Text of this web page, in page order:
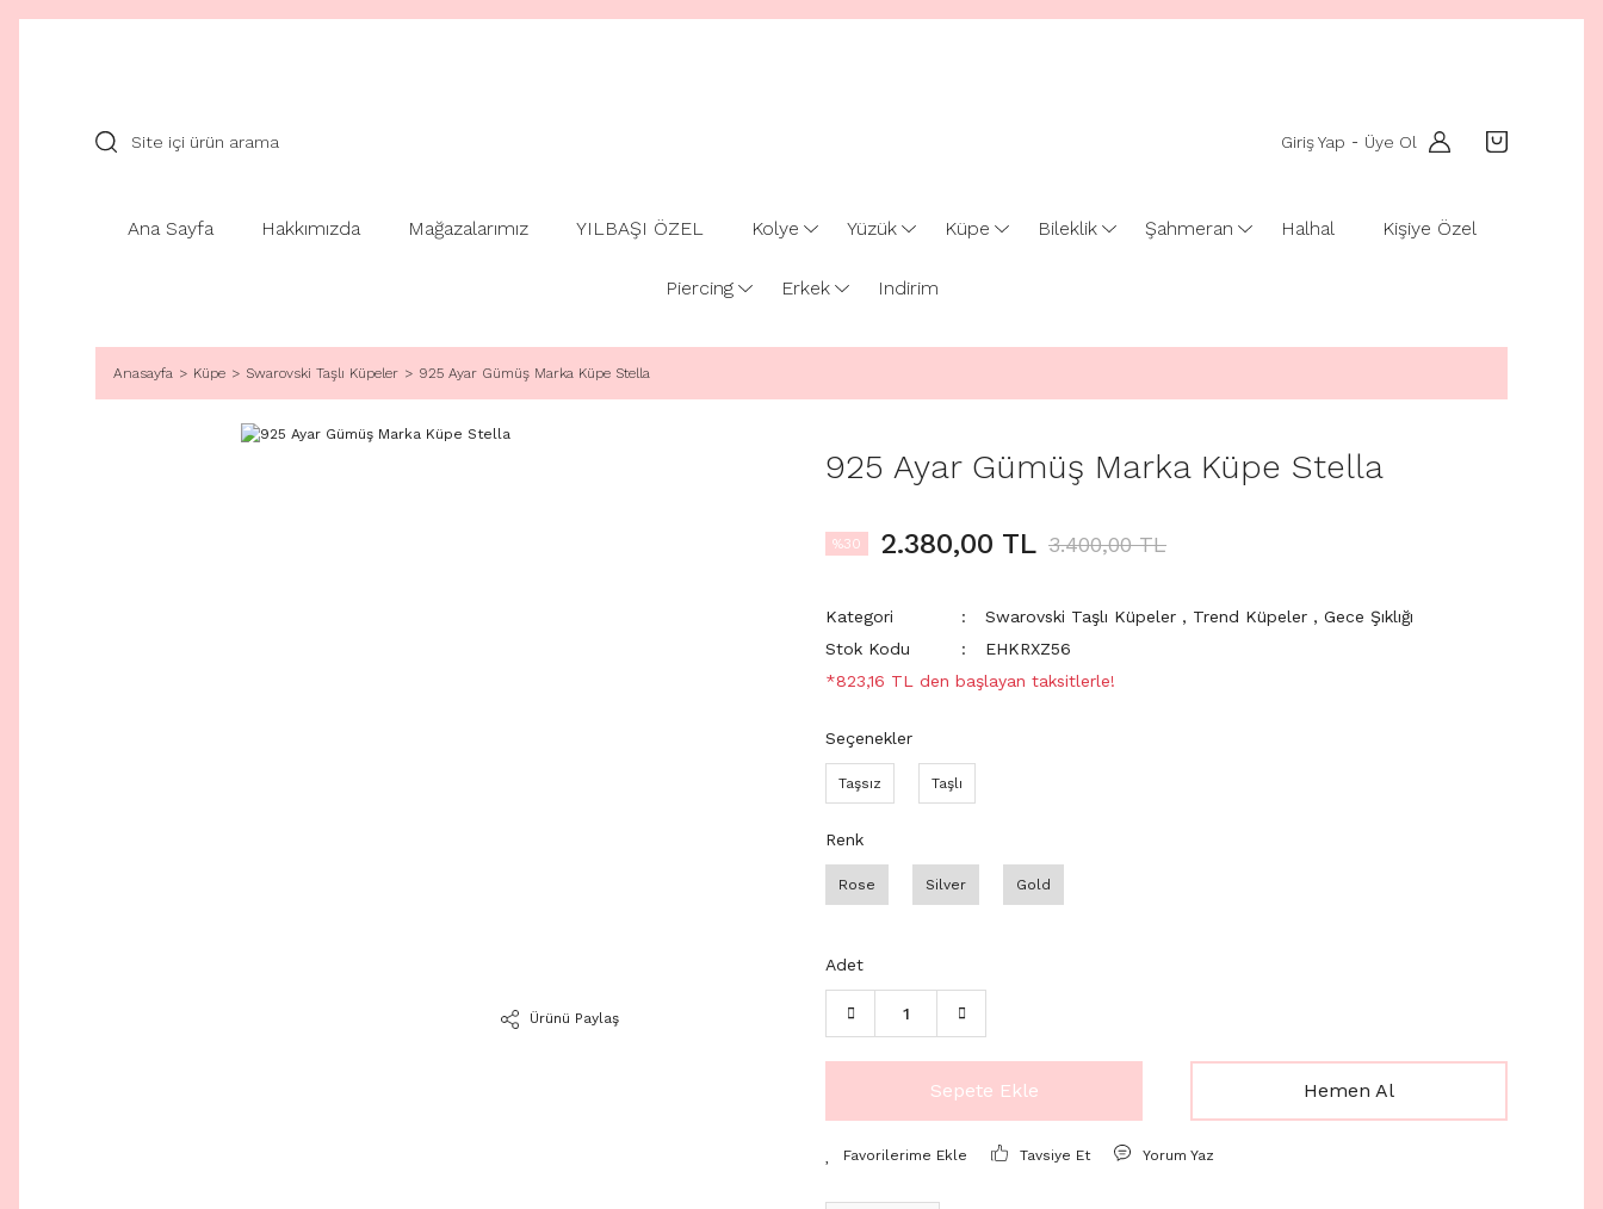
Giriş Yap - Üye Ol
Ana Sayfa Hakkımızda Mağazalarımız YILBAŞI ÖZEL Kolye Yüzük Küpe Bileklik Şahmeran Halhal Kişiye Özel
Piercing Erkek Indirim
Anasayfa Küpe Swarovski Taşlı Küpeler 925 Ayar Gümüş Marka Küpe Stella
Ürünü Paylaş
925 Ayar Gümüş Marka Küpe Stella
%30 2.380,00 TL 3.400,00 TL
Kategori Swarovski Taşlı Küpeler , Trend Küpeler ,Gece Şıklığı
Stok Kodu
EHKRXZ56
*823,16 TL den başlayan taksitlerle!
Seçenekler
Taşsız Taşlı
Renk
Rose Silver Gold
Adet
Sepete Ekle Hemen Al
Tavsiye Et Yorum Yaz